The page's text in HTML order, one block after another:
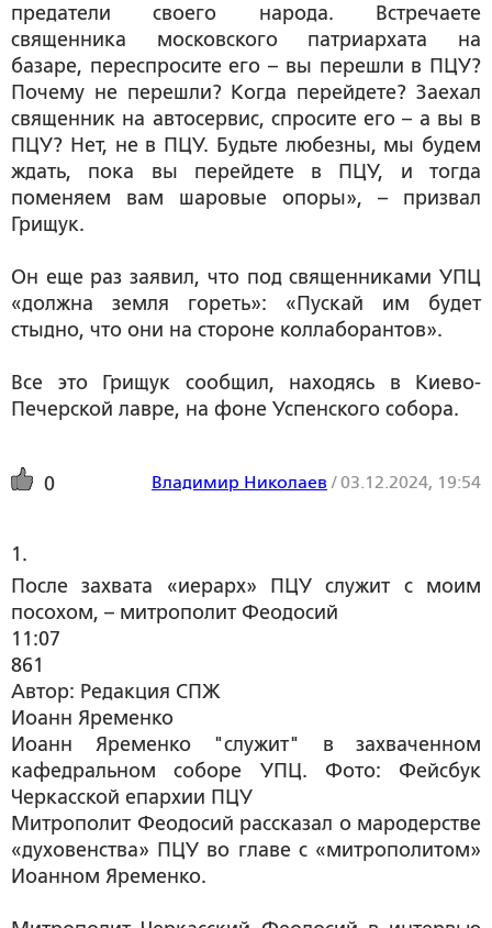
предатели своего народа. Встречаете
священника московского патриархата на
базаре, переспросите его – вы перешли в ПЦУ?
Почему не перешли? Когда перейдете? Заехал
священник на автосервис, спросите его – а вы в
ПЦУ? Нет, не в ПЦУ. Будьте любезны, мы будем
ждать, пока вы перейдете в ПЦУ, и тогда
поменяем вам шаровые опоры», – призвал
Грищук.
Он еще раз заявил, что под священниками УПЦ
«должна земля гореть»: «Пускай им будет
стыдно, что они на стороне коллаборантов».
Все это Грищук сообщил, находясь в Киево-
Печерской лавре, на фоне Успенского собора.
0 Владимир Николаев /03.12.2024, 19:54
1.
После захвата «иерарх» ПЦУ служит с моим
посохом, – митрополит Феодосий
11:07
861
Автор: Редакция СПЖ
Иоанн Яременко
Иоанн Яременко "служит" в захваченном
кафедральном соборе УПЦ. Фото: Фейсбук
Черкасской епархии ПЦУ
Митрополит Феодосий рассказал о мародерстве
«духовенства» ПЦУ во главе с «митрополитом»
Иоанном Яременко.